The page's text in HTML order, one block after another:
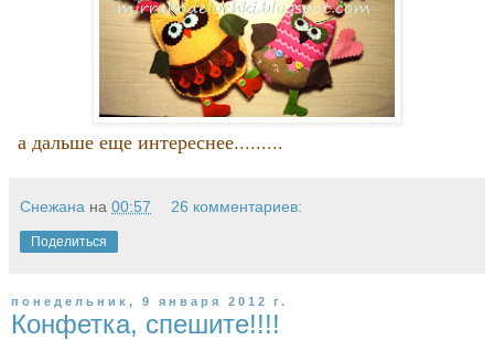
а дальше еще интереснее.........
Снежана на 00:57 26 комментариев:
Поделиться
понедельник, 9 января 2012 г.
Конфетка, спешите!!!!